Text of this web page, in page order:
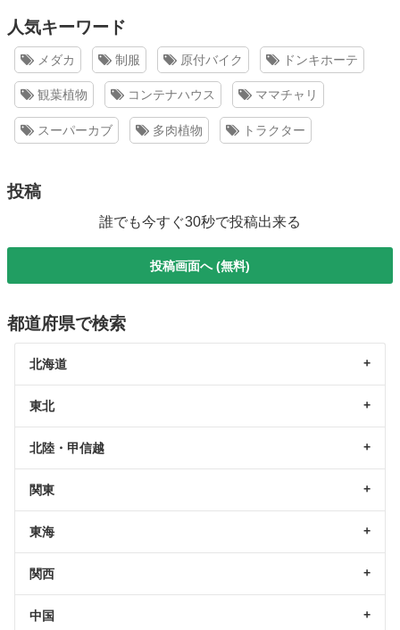
人気キーワード
メダカ 制服 原付バイク ドンキホーテ
観葉植物 コンテナハウス ママチャリ
スーパーカブ 多肉植物 トラクター
投稿
誰でも今すぐ30秒で投稿出来る
投稿画面へ (無料)
都道府県で検索
北海道
東北
北陸・甲信越
関東
東海
関西
中国